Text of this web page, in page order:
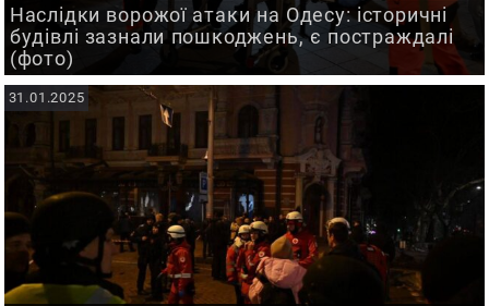
Наслідки ворожої атаки на Одесу: історичні
будівлі зазнали пошкоджень, є постраждалі
(фото)
31.01.2025